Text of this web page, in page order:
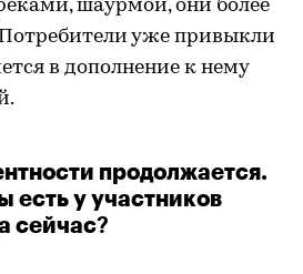
шаурмой, они более
уже привыкли
в дополнение к нему
продолжается.
есть у участников
сейчас?